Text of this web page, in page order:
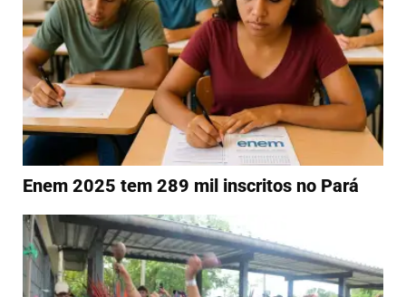
Enem 2025 tem 289 mil inscritos no Pará